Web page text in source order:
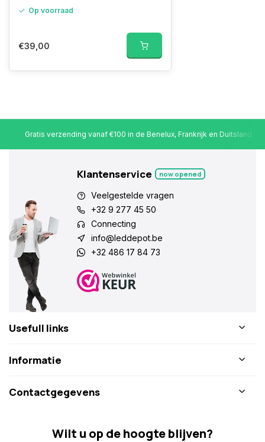
Op voorraad
€39,00
Gratis verzending vanaf €100 in de Benelux, Frankrijk en Duitsland
Klantenservice now opened
Veelgestelde vragen
+32 9 277 45 50
Connecting
info@leddepot.be
+32 486 17 84 73
Usefull links
Informatie
Contactgegevens
Wilt u op de hoogte blijven?